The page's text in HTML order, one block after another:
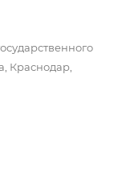
Краснодар,